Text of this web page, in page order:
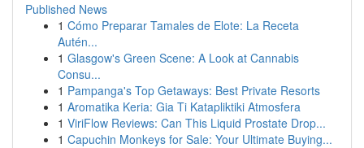
Published News
1 Cómo Preparar Tamales de Elote: La Receta
Autén...
1 Glasgow's Green Scene: A Look at Cannabis
Consu...
1 Pampanga's Top Getaways: Best Private Resorts
1 Aromatika Keria: Gia Ti Katapliktiki Atmosfera
1 ViriFlow Reviews: Can This Liquid Prostate Drop...
1 Capuchin Monkeys for Sale: Your Ultimate Buying...